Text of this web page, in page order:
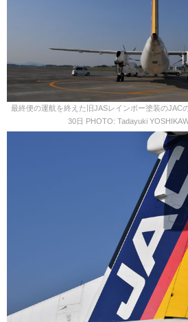
最終便の運航を終えた旧JASレインボー塗装のJAC
30日 PHOTO: Tadayuki